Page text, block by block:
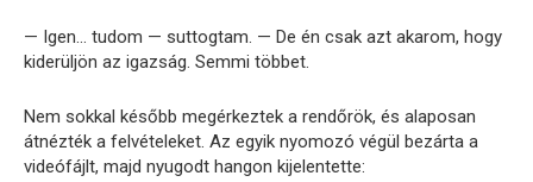
— Igen… tudom — suttogtam. — De én csak azt akarom, hogy
kiderüljön az igazság. Semmi többet.
Nem sokkal később megérkeztek a rendőrök, és alaposan
átnézték a felvételeket. Az egyik nyomozó végül bezárta a
videófájlt, majd nyugodt hangon kijelentette: